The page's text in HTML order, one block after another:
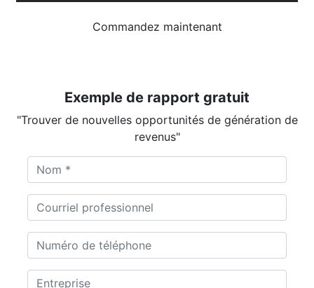
Commandez maintenant
Exemple de rapport gratuit
"Trouver de nouvelles opportunités de génération de
revenus"